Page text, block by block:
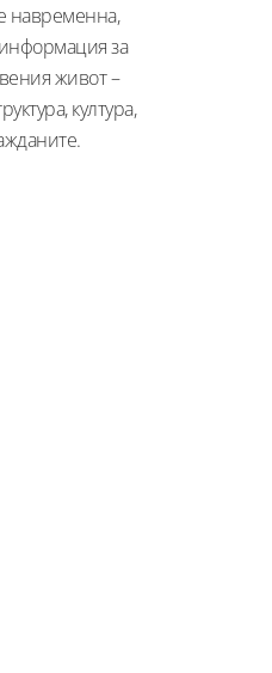
навременна,
за
живот –
култура,